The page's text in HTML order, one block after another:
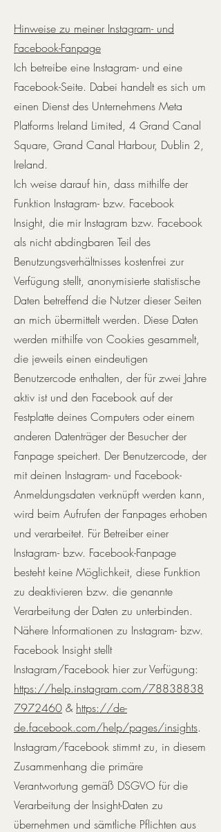
Hinweise zu meiner Instagram- und
Facebook-Fanpage
Ich betreibe eine Instagram- und eine
Facebook-Seite. Dabei handelt es sich um
einen Dienst des Unternehmens Meta
Platforms Ireland Limited, 4 Grand Canal
Square, Grand Canal Harbour, Dublin 2,
Ireland.
Ich weise darauf hin, dass mithilfe der
Funktion Instagram- bzw. Facebook
Insight, die mir Instagram bzw. Facebook
als nicht abdingbaren Teil des
Benutzungsverhältnisses kostenfrei zur
Verfügung stellt, anonymisierte statistische
Daten betreffend die Nutzer dieser Seiten
an mich übermittelt werden. Diese Daten
werden mithilfe von Cookies gesammelt,
die jeweils einen eindeutigen
Benutzercode enthalten, der für zwei Jahre
aktiv ist und den Facebook auf der
Festplatte deines Computers oder einem
anderen Datenträger der Besucher der
Fanpage speichert. Der Benutzercode, der
mit deinen Instagram- und Facebook-
Anmeldungsdaten verknüpft werden kann,
wird beim Aufrufen der Fanpages erhoben
und verarbeitet. Für Betreiber einer
Instagram- bzw. Facebook-Fanpage
besteht keine Möglichkeit, diese Funktion
zu deaktivieren bzw. die genannte
Verarbeitung der Daten zu unterbinden.
Nähere Informationen zu Instagram- bzw.
Facebook Insight stellt
Instagram/Facebook hier zur Verfügung:
https://help.instagram.com/78838838
7972460 & https://de-
de.facebook.com/help/pages/insights.
Instagram/Facebook stimmt zu, in diesem
Zusammenhang die primäre
Verantwortung gemäß DSGVO für die
Verarbeitung der Insight-Daten zu
übernehmen und sämtliche Pflichten aus